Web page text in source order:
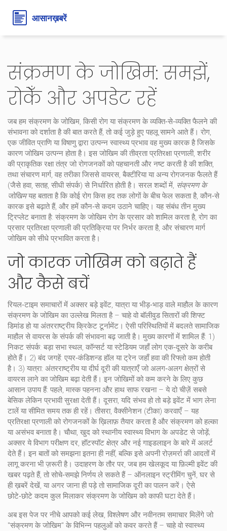
संक्रमण के जोखिम: समझें,
रोकेँ और अपडेट रहें
जब हम संक्रमण के जोखिम, किसी रोग या संक्रमण के व्यक्ति‑से‑व्यक्ति फैलने की
संभावना को दर्शाता हैकी बात करते हैं, तो कई जुड़े हुए पहलू सामने आते हैं। रोग,
एक जीवित प्राणि या विषाणु द्वारा उत्पन्न स्वास्थ्य प्रभाववह मुख्य कारक है जिसके
कारण जोखिम उत्पन्न होता है। इस जोखिम की तीव्रताप्रतिरक्षा प्रणाली, शरीर
की प्राकृतिक रक्षा तंत्र जो रोगजनकों को पहचानती और नष्ट करती हैकी शक्ति,
तथासंचारण मार्ग, वह तरीका जिससे वायरस, बैक्टीरिया या अन्य रोगजनक फैलते हैं
(जैसे हवा, सतह, सीधी संपर्क) से निर्धारित होती है। सरल शब्दों में, संक्रमण के
जोखिमयह बताता है कि कोई रोग किस हद तक लोगों के बीच फेल सकता है, कौन‑से
कारक इसे बढ़ाते हैं, और हमें कौन‑से कदम उठाने चाहिए। यह संबंध तीन मुख्य
ट्रिप्लेट बनाता है: संक्रमण के जोखिम रोग के प्रसार को शामिल करता है, रोग का
प्रसार प्रतिरक्षा प्रणाली की प्रतिक्रिया पर निर्भर करता है, और संचारण मार्ग
जोखिम को सीधे प्रभावित करता है।
जो कारक जोखिम को बढ़ाते हैं
और कैसे बचें
रियल‑टाइम समाचारों में अक्सर बड़े इवेंट, यात्रा या भीड़‑भाड़ वाले माहौल के कारण
संक्रमण के जोखिम का उल्लेख मिलता है – चाहे वो बॉलीवुड सितारों की शिफ्ट
डिमांड हो या अंतरराष्ट्रीय क्रिकेट टूर्नामेंट। ऐसी परिस्थितियों में बदलते सामाजिक
माहौल से वायरस के संपर्क की संभावना बढ़ जाती है। मुख्य कारणों में शामिल हैं: 1)
निकट संपर्क: बड़ा सभा स्थल, कॉन्सर्ट या स्टेडियम जहाँ लोग एक‑दूसरे के करीब
होते हैं। 2) बंद जगहें: एयर‑कंडिशन्ड हॉल या ट्रेन जहाँ हवा की रिफ्लो कम होती
है। 3) यात्रा: अंतरराष्ट्रीय या दीर्घ दूरी की यात्राएँ जो अलग‑अलग क्षेत्रों से
वायरस लाने का जोखिम बढ़ा देती हैं। इन जोखिमों को कम करने के लिए कुछ
आसान उपाय हैं: पहले, मास्क पहनना और हाथ साफ रखना – ये दो चीज़ें सबसे
बेसिक लेकिन प्रभावी सुरक्षा देती हैं। दूसरा, यदि संभव हो तो बड़े इवेंट में भाग लेना
टालें या सीमित समय तक ही रहें। तीसरा, वैक्सीनेशन (टीका) करवाएँ – यह
प्रतिरक्षा प्रणाली को रोगजनकों के ख़िलाफ़ तैयार करता है और संक्रमण को हल्का
या असंभव बनाता है। चौथा, खुद को स्थानीय स्वास्थ्य विभाग के अपडेट से जोड़ें;
अक्सर ये विभाग परीक्षण दर, हॉटस्पॉट क्षेत्र और नई गाइडलाइन के बारे में अलर्ट
देते हैं। इन बातों को समझना इतना ही नहीं, बल्कि इसे अपनी रोज़मर्रा की आदतों में
लागू करना भी ज़रूरी है। उदाहरण के तौर पर, जब हम खेलकूद या फ़िल्मी इवेंट की
खबर पढ़ते हैं, तो सोचे‑समझे निर्णय ले सकते हैं – ऑनलाइन स्ट्रीमिंग चुनें, घर से
ही ख़बरें देखें, या अगर जाना ही पड़े तो सामाजिक दूरी का पालन करें। ऐसे
छोटे‑छोटे कदम कुल मिलाकर संक्रमण के जोखिम को काफी घटा देते हैं।
अब इस पेज पर नीचे आपको कई लेख, विश्लेषण और नवीनतम समाचार मिलेंगे जो
"संक्रमण के जोखिम" के विभिन्न पहलुओं को कवर करते हैं – चाहे वो स्वास्थ्य